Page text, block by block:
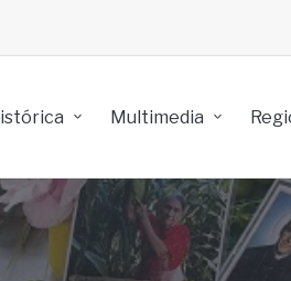
Multimedia